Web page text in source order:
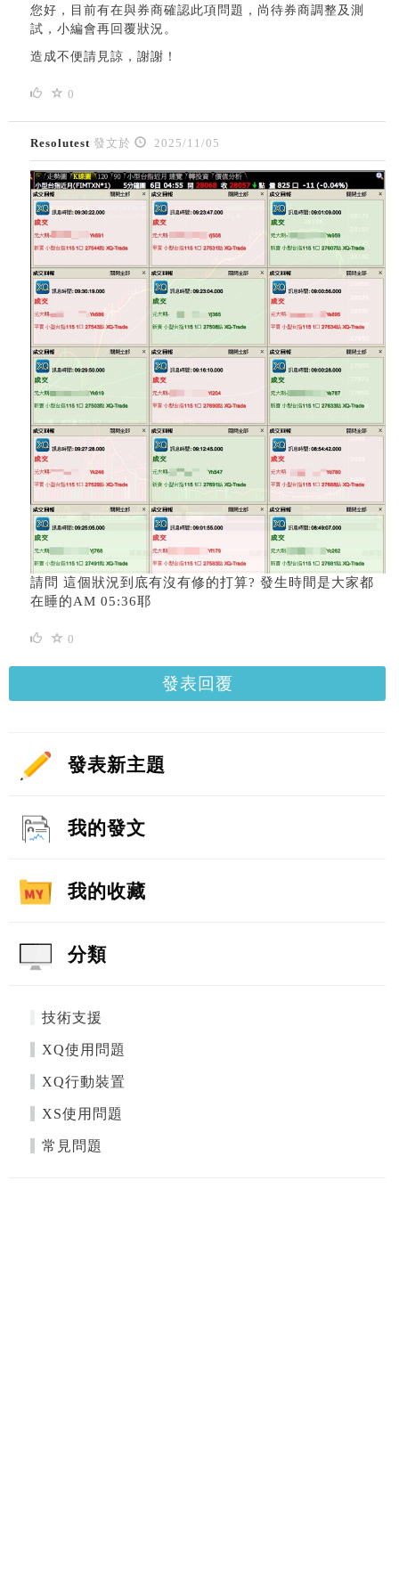
您好，目前有在與券商確認此項問題，尚待券商調整及測
試，小編會再回覆狀況。
造成不便請見諒，謝謝！
0
Resolutest 發文於 2025/11/05
請問 這個狀況到底有沒有修的打算? 發生時間是大家都
在睡的AM 05:36耶
0
發表回覆
發表新主題
我的發文
我的收藏
分類
技術支援
XQ使用問題
XQ行動裝置
XS使用問題
常見問題